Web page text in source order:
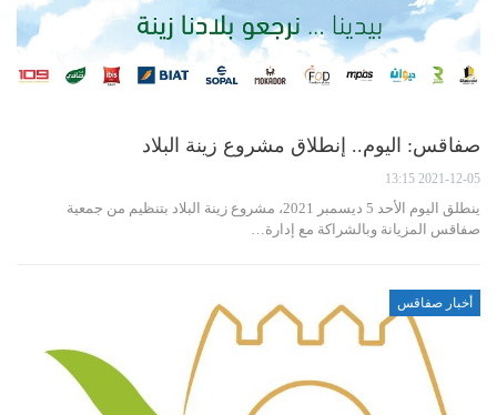
صفاقس: اليوم.. إنطلاق مشروع زينة البلاد
2021-12-05 13:15
ينطلق اليوم الأحد 5 ديسمبر 2021، مشروع زينة البلاد بتنظيم من جمعية
صفاقس المزيانة وبالشراكة مع إدارة…
أخبار صفاقس